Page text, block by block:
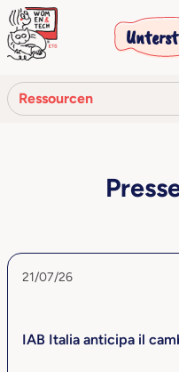
Ressourcen
21/07/26
IAB Italia anticipa il